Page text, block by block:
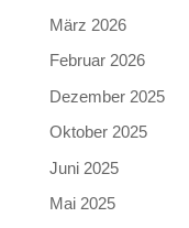
März 2026
Februar 2026
Dezember 2025
Oktober 2025
Juni 2025
Mai 2025